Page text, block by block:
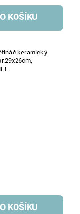
keramický
KOŠÍKU
KOŠÍKU